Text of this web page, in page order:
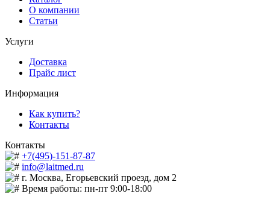
О компании
Статьи
Услуги
Доставка
Прайс лист
Информация
Как купить?
Контакты
Контакты
+7(495)-151-87-87
info@laitmed.ru
г. Москва, Егорьевский проезд, дом 2
Время работы: пн-пт 9:00-18:00